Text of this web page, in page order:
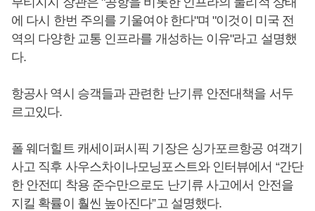
에 다시 한번 주의를 기울여야 한다"며 "이것이 미국 전
역의 다양한 교통 인프라를 개성하는 이유"라고 설명했
다.
항공사 역시 승객들과 관련한 난기류 안전대책을 서두
르고있다.
폴 웨더힐트 캐세이퍼시픽 기장은 싱가포르항공 여객기
사고 직후 사우스차이나모닝포스트와 인터뷰에서 “간단
한 안전띠 착용 준수만으로도 난기류 사고에서 안전을
지킬 확률이 훨씬 높아진다”고 설명했다.